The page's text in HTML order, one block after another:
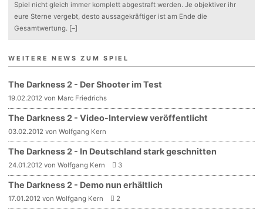
Spiel nicht gleich immer komplett abgestraft werden. Je objektiver ihr
eure Sterne vergebt, desto aussagekräftiger ist am Ende die
Gesamtwertung. [–]
WEITERE NEWS ZUM SPIEL
The Darkness 2 - Der Shooter im Test
19.02.2012 von Marc Friedrichs
The Darkness 2 - Video-Interview veröffentlicht
03.02.2012 von Wolfgang Kern
The Darkness 2 - In Deutschland stark geschnitten
24.01.2012 von Wolfgang Kern 3
The Darkness 2 - Demo nun erhältlich
17.01.2012 von Wolfgang Kern 2